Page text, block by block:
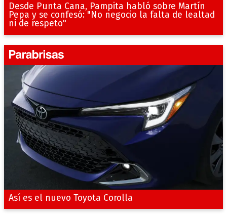
Desde Punta Cana, Pampita habló sobre Martín
Pepa y se confesó: "No negocio la falta de lealtad
ni de respeto"
Así es el nuevo Toyota Corolla